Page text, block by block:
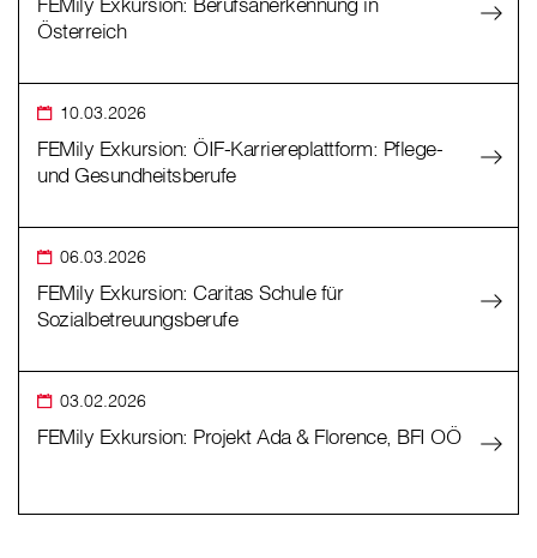
Österreich
10.03.2026
FEMily Exkursion: ÖIF-Karriereplattform: Pflege-
und Gesundheitsberufe
06.03.2026
FEMily Exkursion: Caritas Schule für
Sozialbetreuungsberufe
03.02.2026
FEMily Exkursion: Projekt Ada & Florence, BFI OÖ